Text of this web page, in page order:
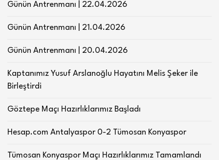
Günün Antrenmanı | 22.04.2026
Günün Antrenmanı | 21.04.2026
Günün Antrenmanı | 20.04.2026
Kaptanımız Yusuf Arslanoğlu Hayatını Melis Şeker ile
Birleştirdi
Göztepe Maçı Hazırlıklarımız Başladı
Hesap.com Antalyaspor 0-2 Tümosan Konyaspor
Tümosan Konyaspor Maçı Hazırlıklarımız Tamamlandı